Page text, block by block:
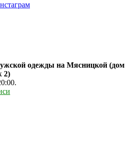
одежды на Мясницкой (дом
2)